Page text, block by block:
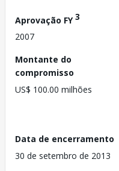
Aprovação FY3
2007
Montante do
compromisso
US$ 100.00 milhões
Data de encerramento
30 de setembro de 2013